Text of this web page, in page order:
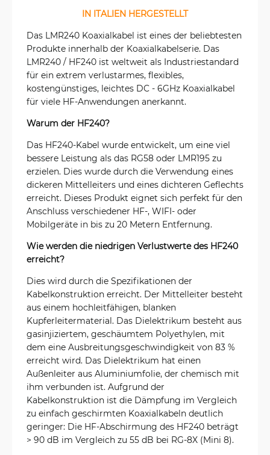
IN ITALIEN HERGESTELLT
Das LMR240 Koaxialkabel ist eines der beliebtesten
Produkte innerhalb der Koaxialkabelserie. Das
LMR240 / HF240 ist weltweit als Industriestandard
für ein extrem verlustarmes, flexibles,
kostengünstiges, leichtes DC - 6GHz Koaxialkabel
für viele HF-Anwendungen anerkannt.
Warum der HF240?
Das HF240-Kabel wurde entwickelt, um eine viel
bessere Leistung als das RG58 oder LMR195 zu
erzielen. Dies wurde durch die Verwendung eines
dickeren Mittelleiters und eines dichteren Geflechts
erreicht. Dieses Produkt eignet sich perfekt für den
Anschluss verschiedener HF-, WIFI- oder
Mobilgeräte in bis zu 20 Metern Entfernung.
Wie werden die niedrigen Verlustwerte des HF240
erreicht?
Dies wird durch die Spezifikationen der
Kabelkonstruktion erreicht. Der Mittelleiter besteht
aus einem hochleitfähigen, blanken
Kupferleitermaterial. Das Dielektrikum besteht aus
gasinjiziertem, geschäumtem Polyethylen, mit
dem eine Ausbreitungsgeschwindigkeit von 83 %
erreicht wird. Das Dielektrikum hat einen
Außenleiter aus Aluminiumfolie, der chemisch mit
ihm verbunden ist. Aufgrund der
Kabelkonstruktion ist die Dämpfung im Vergleich
zu einfach geschirmten Koaxialkabeln deutlich
geringer: Die HF-Abschirmung des HF240 beträgt
> 90 dB im Vergleich zu 55 dB bei RG-8X (Mini 8).